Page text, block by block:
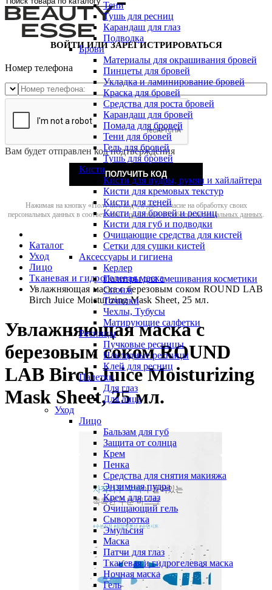
Тени
Тушь для ресниц
Карандаш для глаз
Подводка
Брови
Материалы для окрашивания бровей
Пинцеты для бровей
Укладка и ламинирование бровей
Краска для бровей
Средства для роста бровей
Карандаш для бровей
Помада для бровей
Тени для бровей
Гель для бровей
Тушь для бровей
Кисти
Кисти для пудры, румян и хайлайтера
Кисти для кремовых текстур
Кисти для теней
Кисти для бровей и ресниц
Кисти для губ и подводки
Очищающие средства для кистей
Сетки для сушки кистей
Аксессуары и гигиена
Керлер
Палитры для смешивания косметики
Спонж
Точилки
Чехлы, Тубусы
Матирующие салфетки
Ресницы
Пучковые ресницы
Накладные ресницы
Клей для ресниц
Палетки
Для глаз
Для лица
Уход
Лицо
Бальзам для губ
Защита от солнца
Крем
Пенка
Средства для снятия макияжа
Энзимная пудра
Крем для глаз
Очищающий гель
Сыворотка
Эмульсия
Маска
Патчи для глаз
Тканевая и гидрогелевая маска
Ночная маска
Гель
ВОЙТИ ИЛИ ЗАРЕГИСТРИРОВАТЬСЯ
Номер телефона
Вам будет отправлен код подтверждения
ПОЛУЧИТЬ КОД
Нажимая на кнопку «Получить код», я даю согласие на обработку своих
персональных данных в соответствии сполитикой обработки персональных данных.
Каталог
Уход
Лицо
Тканевая и гидрогелевая маска
Увлажняющая маска с березовым соком ROUND LAB
Birch Juice Moisturizing Mask Sheet, 25 мл.
Увлажняющая маска с
березовым соком ROUND
LAB Birch Juice Moisturizing
Mask Sheet, 25 мл.